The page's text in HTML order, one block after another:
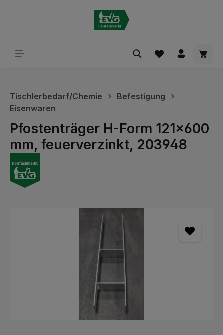
Tischlerbedarf/Chemie
Befestigung
Eisenwaren
Pfostenträger H-Form 121x600
mm, feuerverzinkt, 203948